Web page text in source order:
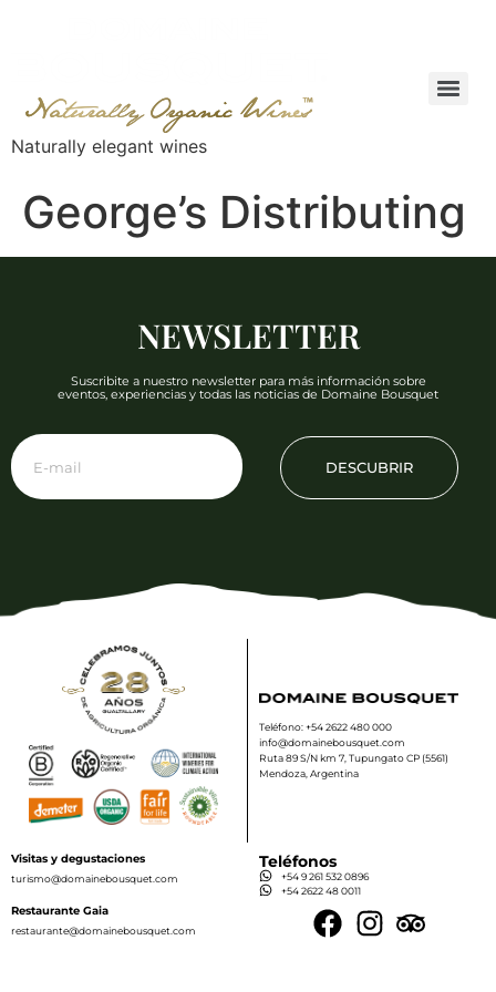
Naturally elegant wines
George’s Distributing
NEWSLETTER
Suscribite a nuestro newsletter para más información sobre
eventos, experiencias y todas las noticias de Domaine Bousquet
DESCUBRIR
Teléfono: +54 2622 480 000
info@domainebousquet.com
Ruta 89 S/N km 7, Tupungato CP (5561)
Mendoza, Argentina
Visitas y degustaciones
turismo@domainebousquet.com
Restaurante Gaia
restaurante@domainebousquet.com
Teléfonos
+54 9 261 532 0896
+54 2622 48 0011